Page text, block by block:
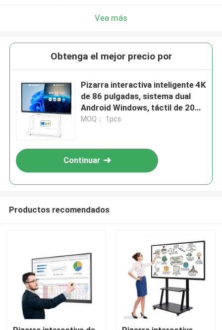
Vea más
Obtenga el mejor precio por
Pizarra interactiva inteligente 4K
de 86 pulgadas, sistema dual
Android Windows, táctil de 20
puntos, altavoz potente
MOQ： 1pcs
Continuar
Productos recomendados